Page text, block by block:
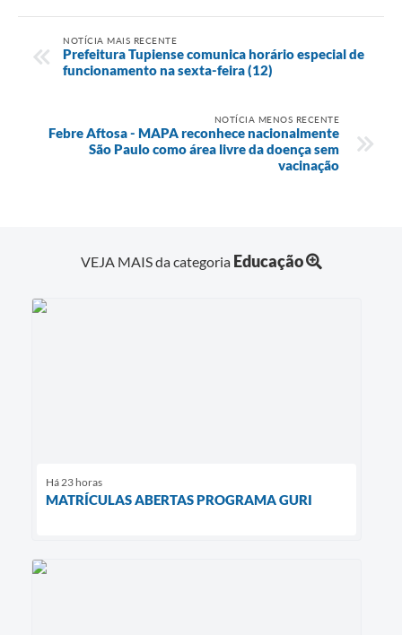
NOTÍCIA MAIS RECENTE
Prefeitura Tupiense comunica horário especial de
funcionamento na sexta-feira (12)
NOTÍCIA MENOS RECENTE
Febre Aftosa - MAPA reconhece nacionalmente
São Paulo como área livre da doença sem
vacinação
VEJA MAIS da categoria Educação
Há 23 horas
MATRÍCULAS ABERTAS PROGRAMA GURI